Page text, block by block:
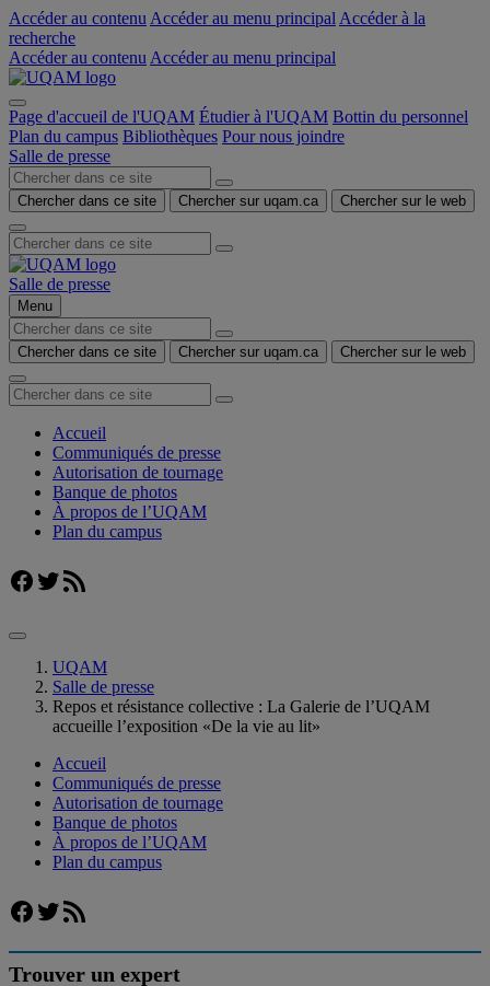
Accéder au contenu Accéder au menu principal Accéder à la
recherche
Accéder au contenu Accéder au menu principal
Page d'accueil de l'UQAM Étudier à l'UQAM Bottin du personnel
Plan du campus Bibliothèques Pour nous joindre
Salle de presse
Chercher dans ce site Chercher sur uqam.ca Chercher sur le web
Salle de presse
Menu
Chercher dans ce site Chercher sur uqam.ca Chercher sur le web
Accueil
Communiqués de presse
Autorisation de tournage
Banque de photos
À propos de l’UQAM
Plan du campus
Facebook
Twitter
Flux RSS
UQAM
Salle de presse
Repos et résistance collective : La Galerie de l’UQAM
accueille l’exposition «De la vie au lit»
Accueil
Communiqués de presse
Autorisation de tournage
Banque de photos
À propos de l’UQAM
Plan du campus
Facebook
Twitter
Flux RSS
Trouver un expert